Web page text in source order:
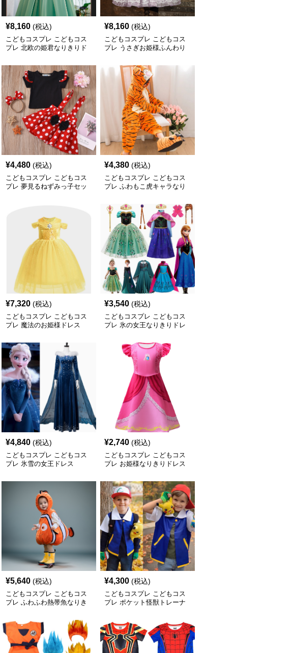
¥8,160 (税込)
こどもコスプレ こどもコス
プレ 北欧の姫君なりきりド
¥8,160 (税込)
こどもコスプレ こどもコス
プレ うさぎお姫様ふんわり
¥4,480 (税込)
こどもコスプレ こどもコス
プレ 夢見るねずみっ子セッ
¥4,380 (税込)
こどもコスプレ こどもコス
プレ ふわもこ虎キャラなり
¥7,320 (税込)
こどもコスプレ こどもコス
プレ 魔法のお姫様ドレス
¥3,540 (税込)
こどもコスプレ こどもコス
プレ 氷の女王なりきりドレ
¥4,840 (税込)
こどもコスプレ こどもコス
プレ 氷雪の女王ドレス
¥2,740 (税込)
こどもコスプレ こどもコス
プレ お姫様なりきりドレス
¥5,640 (税込)
こどもコスプレ こどもコス
プレ ふわふわ熱帯魚なりき
¥4,300 (税込)
こどもコスプレ こどもコス
プレ ポケット怪獣トレーナ